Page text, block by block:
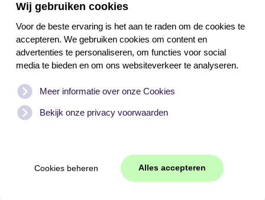
Wij gebruiken cookies
Voor de beste ervaring is het aan te raden om de cookies te
accepteren. We gebruiken cookies om content en
advertenties te personaliseren, om functies voor social
media te bieden en om ons websiteverkeer te analyseren.
Meer informatie over onze Cookies
Bekijk onze privacy voorwaarden
Cookies beheren Alles accepteren
Venster op de Vecht is een initiatief van de Vechtplassen
Commissie en financieel mede mogelijk gemaakt door:
www.vensteropdevecht.nl | Alle rechten
voorbehouden. |Disclaimer